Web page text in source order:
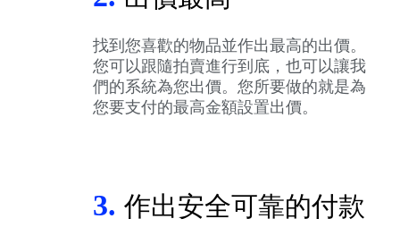
找到您喜歡的物品並作出最高的出價。
您可以跟隨拍賣進行到底，也可以讓我
們的系統為您出價。您所要做的就是為
您要支付的最高金額設置出價。
3. 作出安全可靠的付款